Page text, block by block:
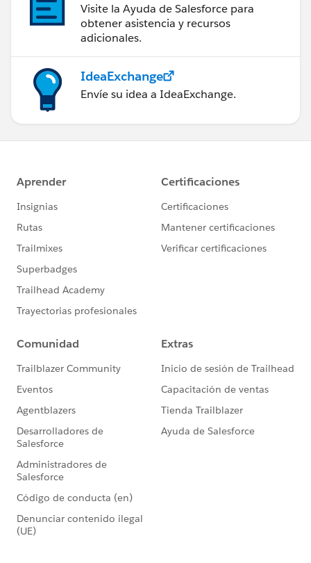
Visite la Ayuda de Salesforce para
obtener asistencia y recursos
adicionales.
IdeaExchange
Envíe su idea a IdeaExchange.